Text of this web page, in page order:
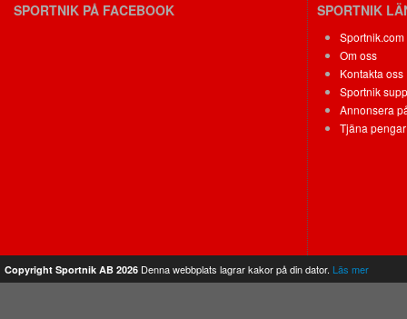
SPORTNIK PÅ FACEBOOK SPORTNIK
Sportnik.com
Om oss
Kontakta oss
Sportnik
Annonsera
Tjäna pengar
Copyright Sportnik AB 2026 Denna webbplats lagrar kakor på din dator. Läs mer